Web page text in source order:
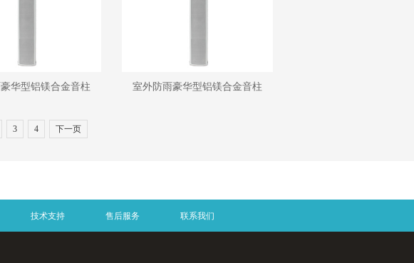
华型铝镁合金音柱 室外防雨豪华型铝镁合金音柱
3 4 下一页
技术支持 售后服务 联系我们